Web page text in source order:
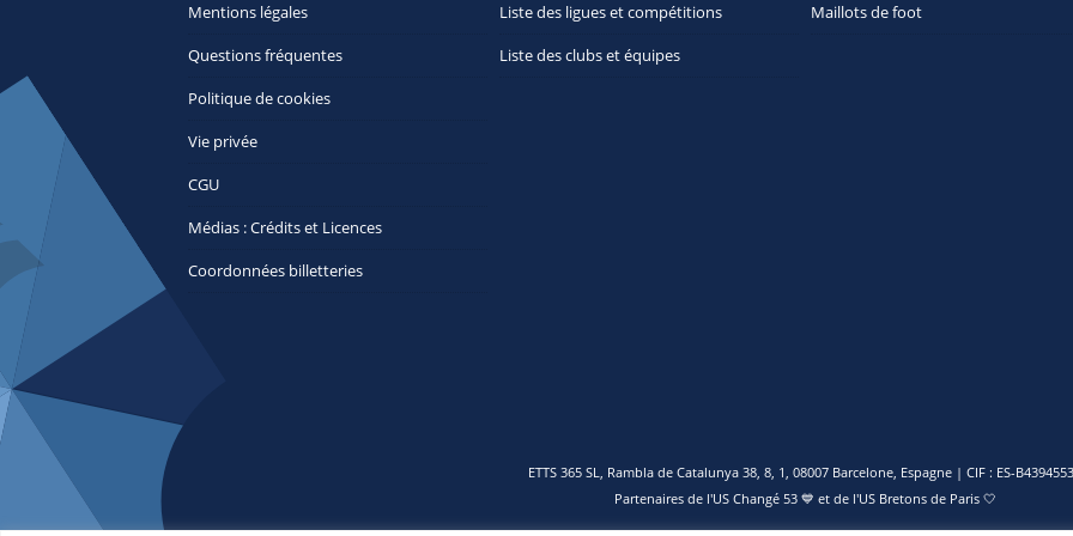
Mentions légales
Questions fréquentes
Politique de cookies
Vie privée
CGU
Médias : Crédits et Licences
Coordonnées billetteries
Liste des ligues et compétitions
Liste des clubs et équipes
Maillots de foot
ETTS 365 SL, Rambla de Catalunya 38, 8, 1, 08007 Barcelone, Espagne | CIF : ES-
Partenaires de l'US Changé 53 💙 et de l'US Bretons de Paris 🤍